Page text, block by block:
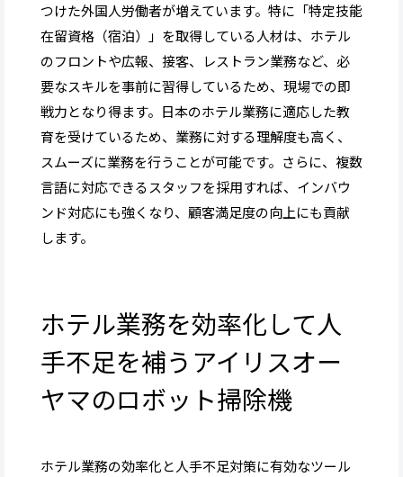
つけた外国人労働者が増えています。特に「特定技能
在留資格（宿泊）」を取得している人材は、ホテル
のフロントや広報、接客、レストラン業務など、必
要なスキルを事前に習得しているため、現場での即
戦力となり得ます。日本のホテル業務に適応した教
育を受けているため、業務に対する理解度も高く、
スムーズに業務を行うことが可能です。さらに、複数
言語に対応できるスタッフを採用すれば、インバウ
ンド対応にも強くなり、顧客満足度の向上にも貢献
します。
ホテル業務を効率化して人
手不足を補うアイリスオー
ヤマのロボット掃除機
ホテル業務の効率化と人手不足対策に有効なツール